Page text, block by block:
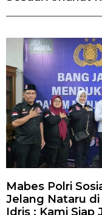
Mabes Polri
Jelang Nataru di
Idris : Kami Siap